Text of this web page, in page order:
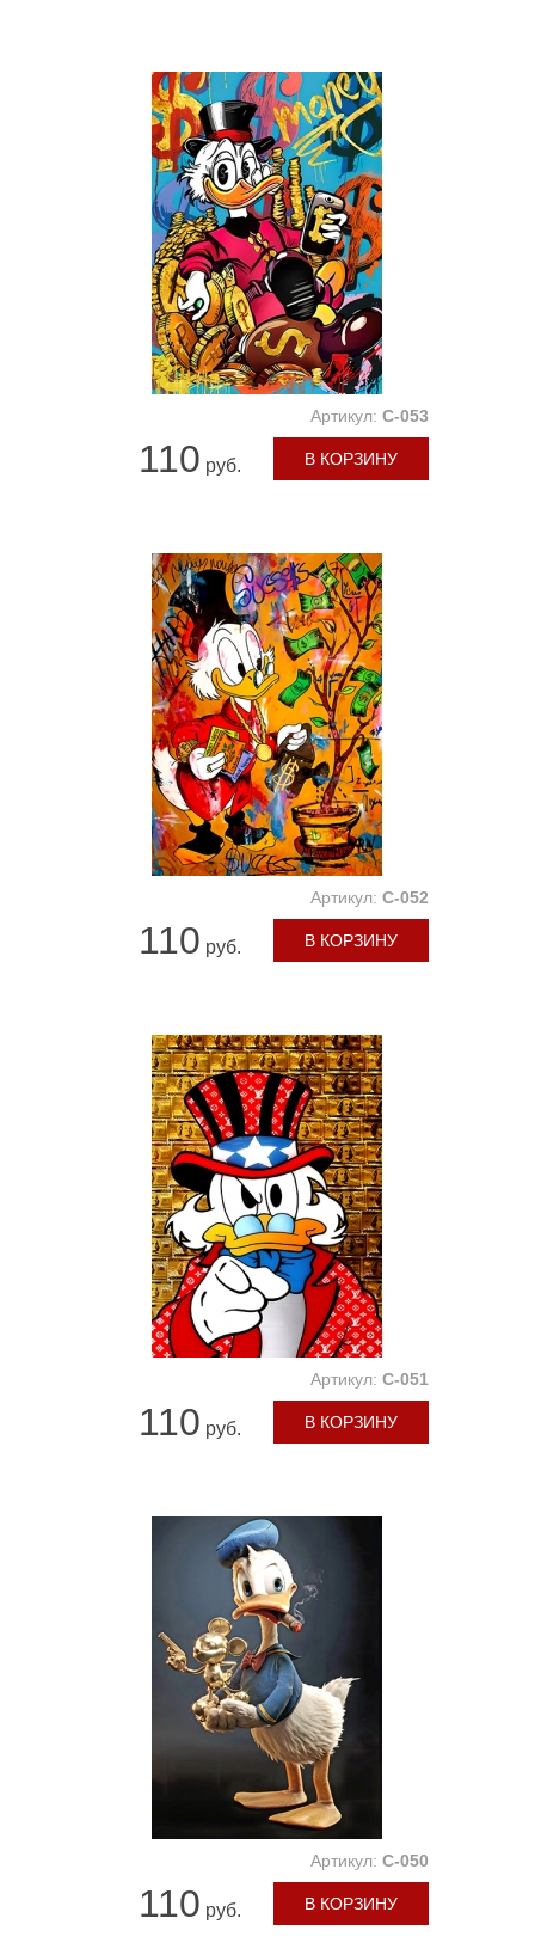
Артикул: C-053
110 руб. В КОРЗИНУ
Артикул: C-052
110 руб. В КОРЗИНУ
Артикул: C-051
110 руб. В КОРЗИНУ
Артикул: C-050
110 руб. В КОРЗИНУ